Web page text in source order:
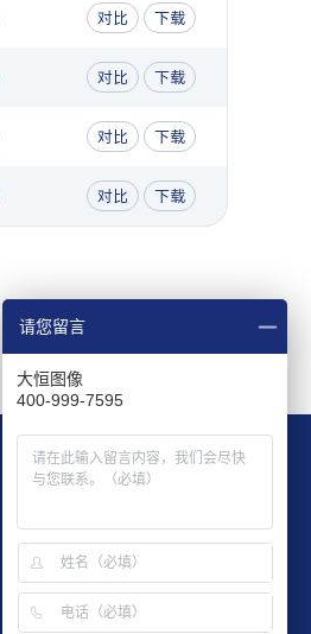
对比 下载
对比 下载
对比 下载
对比 下载
请您留言
大恒图像
400-999-7595